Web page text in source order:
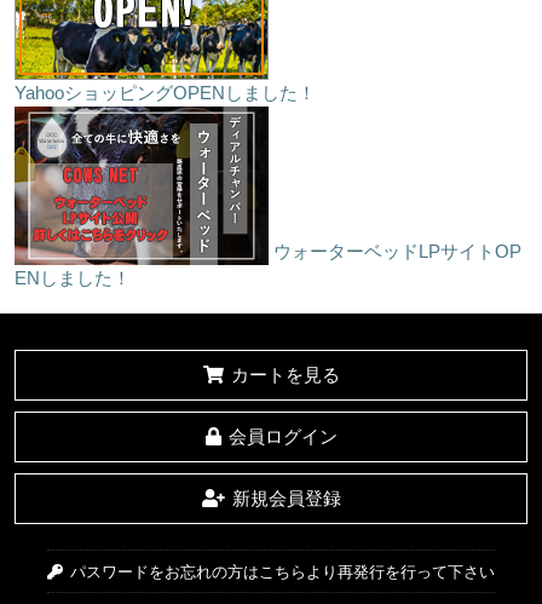
YahooショッピングOPENしました！
ウォーターベッドLPサイトOP
ENしました！
カートを見る
会員ログイン
新規会員登録
パスワードをお忘れの方はこちらより再発行を行って下さい